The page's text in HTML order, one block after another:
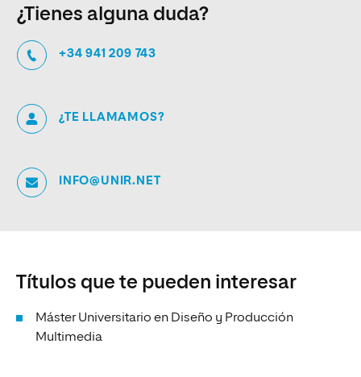
¿Tienes alguna duda?
+34 941 209 743
¿TE LLAMAMOS?
INFO@UNIR.NET
Títulos que te pueden interesar
Máster Universitario en Diseño y Producción
Multimedia